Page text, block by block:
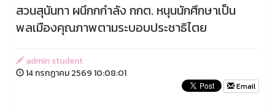
สวนสุนันทา ผนึกกกำลัง กกต. หนุนนักศึกษาเป็น
พลเมืองคุณภาพตามระบอบประชาธิไตย
admin student
14 กรกฏาคม 2569 10:08:01
Email